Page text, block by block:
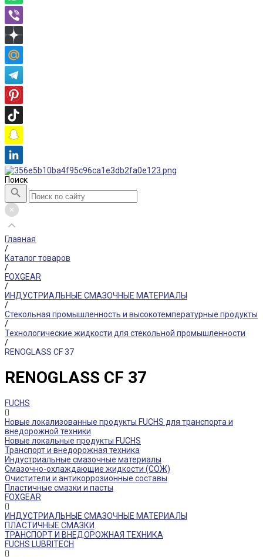
Поиск
Главная
/
Каталог товаров
/
FOXGEAR
/
ИНДУСТРИАЛЬНЫЕ СМАЗОЧНЫЕ МАТЕРИАЛЫ
/
Стекольная промышленность и высокотемпературные продукты
/
Технологические жидкости для стекольной промышленности
/
RENOGLASS CF 37
RENOGLASS CF 37
FUCHS
Новые локализованные продукты FUCHS для транспорта и
внедорожной техники
Новые локальные продукты FUCHS
Транспорт и внедорожная техника
Индустриальные смазочные материалы
Смазочно-охлаждающие жидкости (СОЖ)
Очистители и антикоррозионные составы
Пластичные смазки и пасты
FOXGEAR
ИНДУСТРИАЛЬНЫЕ СМАЗОЧНЫЕ МАТЕРИАЛЫ
ПЛАСТИЧНЫЕ СМАЗКИ
ТРАНСПОРТ И ВНЕДОРОЖНАЯ ТЕХНИКА
FUCHS LUBRITECH